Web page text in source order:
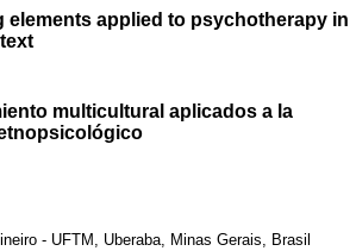
applied to psychotherapy in
multicultural aplicados a la
- UFTM, Uberaba, Minas Gerais, Brasil